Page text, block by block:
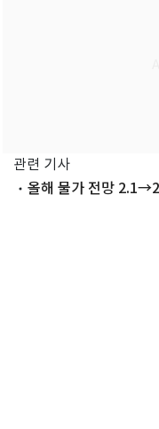
관련 기사
올해 물가 전망